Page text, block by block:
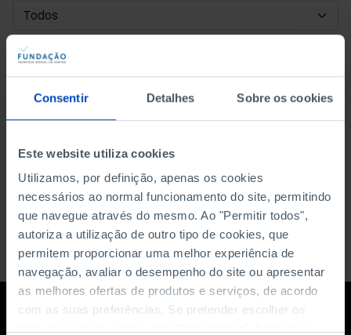
Consentir Detalhes Sobre os cookies
Este website utiliza cookies
Utilizamos, por definição, apenas os cookies
necessários ao normal funcionamento do site, permitindo
que navegue através do mesmo. Ao "Permitir todos",
autoriza a utilização de outro tipo de cookies, que
permitem proporcionar uma melhor experiência de
navegação, avaliar o desempenho do site ou apresentar
as melhores ofertas de produtos e serviços, de acordo
com as suas preferências. Se pretender escolher os
DATA DE INÍCIO
DATA DE FIM